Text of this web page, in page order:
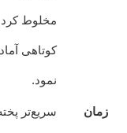
مخلوط
کوتاهی
نمود.
زمان سریع‌تر